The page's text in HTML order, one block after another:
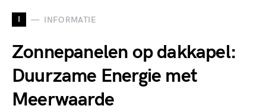
I INFORMATIE
Zonnepanelen op dakkapel:
Duurzame Energie met
Meerwaarde